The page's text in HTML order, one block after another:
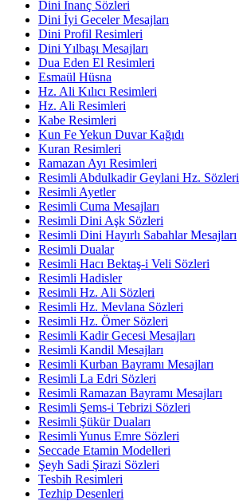
Dini İnanç Sözleri
Dini İyi Geceler Mesajları
Dini Profil Resimleri
Dini Yılbaşı Mesajları
Dua Eden El Resimleri
Esmaül Hüsna
Hz. Ali Kılıcı Resimleri
Hz. Ali Resimleri
Kabe Resimleri
Kun Fe Yekun Duvar Kağıdı
Kuran Resimleri
Ramazan Ayı Resimleri
Resimli Abdulkadir Geylani Hz. Sözleri
Resimli Ayetler
Resimli Cuma Mesajları
Resimli Dini Aşk Sözleri
Resimli Dini Hayırlı Sabahlar Mesajları
Resimli Dualar
Resimli Hacı Bektaş-i Veli Sözleri
Resimli Hadisler
Resimli Hz. Ali Sözleri
Resimli Hz. Mevlana Sözleri
Resimli Hz. Ömer Sözleri
Resimli Kadir Gecesi Mesajları
Resimli Kandil Mesajları
Resimli Kurban Bayramı Mesajları
Resimli La Edri Sözleri
Resimli Ramazan Bayramı Mesajları
Resimli Şems-i Tebrizi Sözleri
Resimli Şükür Duaları
Resimli Yunus Emre Sözleri
Seccade Etamin Modelleri
Şeyh Sadi Şirazi Sözleri
Tesbih Resimleri
Tezhip Desenleri